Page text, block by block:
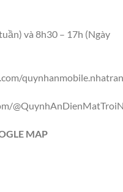
và 8h30 – 17h (Ngày
MAP